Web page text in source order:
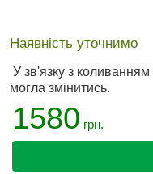
Наявність уточнимо
У зв'язку з коливанням
могла змінитись.
1580 грн.